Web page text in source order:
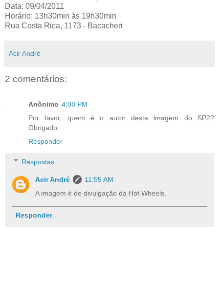
Data: 09/04/2011
Horário: 13h30min às 19h30min
Rua Costa Rica, 1173 - Bacacheri
Acir André
2 comentários:
Anônimo 4:08 PM
Por favor, quem é o autor desta imagem do SP2?
Obrigado.
Responder
Respostas
Acir André
11:55 AM
A imagem é de divulgação da Hot Wheels.
Responder